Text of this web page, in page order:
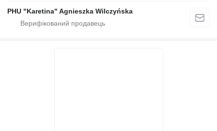
PHU "Karetina" Agnieszka Wilczyńska